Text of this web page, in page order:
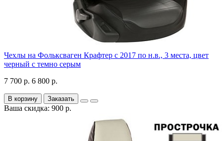
Чехлы на Фольксваген Крафтер с 2017 по н.в., 3 места, цвет
черный с темно серым
7 700 р. 6 800 р.
В корзину Заказать
Ваша скидка: 900 р.